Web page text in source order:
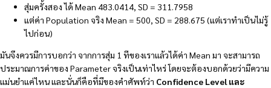
สุ่มครั้งสอง ได้ Mean 483.0414, SD = 311.7958
แต่ค่า Population จริง Mean = 500, SD = 288.675 (แต่เราทำเป็นไม่รู้
ไปก่อน)
มันจึงควรมีการบอกว่า จากการสุ่ม 1 ทีของเราแล้วได้ค่า Mean มา จะสามารถ
ประมาณการค่าของ Parameter จริงเป็นเท่าไหร่ โดยจะต้องบอกด้วยว่ามีความ
แม่นยำแค่ไหน และนั่นก็คือที่มีของคำศัพท์ว่า Confidence Level และ